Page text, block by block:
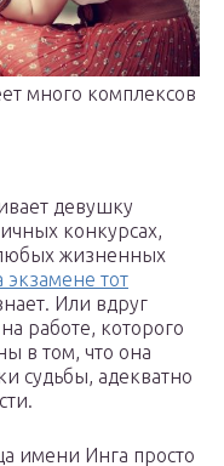
много комплексов
девушку
конкурсах,
жизненных
экзамене тот
Или вдруг
работе, которого
в том, что она
судьбы, адекватно
имени Инга просто